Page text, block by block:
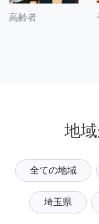
高齢者
地
全ての地域
埼玉県